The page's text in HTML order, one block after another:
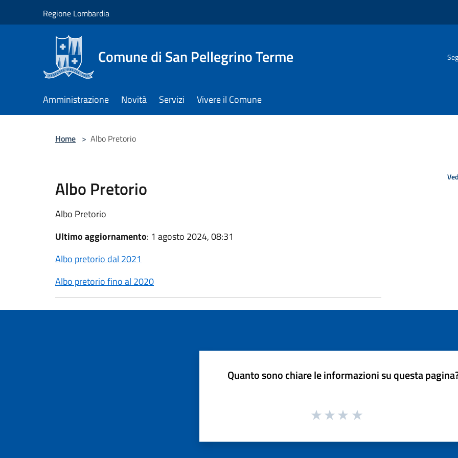
Regione Lombardia
Comune di San Pellegrino Terme
Amministrazione Novità Servizi Vivere il Comune
Home > Albo Pretorio
Albo Pretorio
Albo Pretorio
Ultimo aggiornamento: 1 agosto 2024, 08:31
Albo pretorio dal 2021
Albo pretorio fino al 2020
Quanto sono chiare le informazioni su questa